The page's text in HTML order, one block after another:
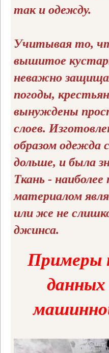
так и одежду.
Учитывая то,
вышитое
неважно
погоды,
вынуждены
слоев.
образом одежда
дольше, и была
Ткань -
материалом
или же не
джинса.
Примеры